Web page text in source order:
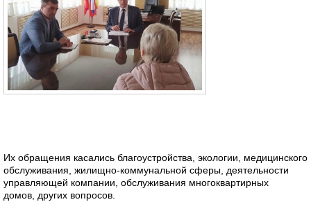
Их обращения касались благоустройства, экологии, медицинского
обслуживания, жилищно-коммунальной сферы, деятельности
управляющей компании, обслуживания многоквартирных
домов, других вопросов.